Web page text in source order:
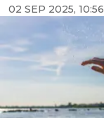
02 SEP 2025, 10:56